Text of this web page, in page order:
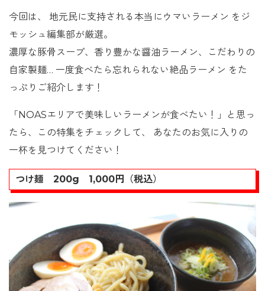
今回は、 地元民に支持される本当にウマいラーメン をジ
モッシュ編集部が厳選。
濃厚な豚骨スープ、香り豊かな醤油ラーメン、こだわりの
自家製麺… 一度食べたら忘れられない絶品ラーメン をた
っぷりご紹介します！
「NOASエリアで美味しいラーメンが食べたい！」と思っ
たら、この特集をチェックして、 あなたのお気に入りの
一杯を見つけてください！
つけ麺 200g 1,000円（税込）